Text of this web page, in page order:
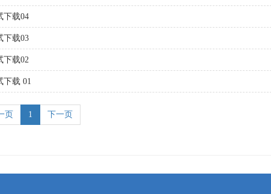
下载04
下载03
下载02
下载 01
页 1 下一页